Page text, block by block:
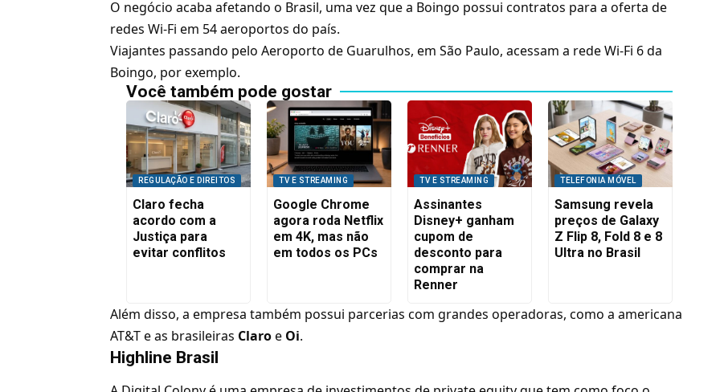
O negócio acaba afetando o Brasil, uma vez que a Boingo possui contratos para a oferta de
redes Wi-Fi em 54 aeroportos do país.
Viajantes passando pelo Aeroporto de Guarulhos, em São Paulo, acessam a rede Wi-Fi 6 da
Boingo, por exemplo.
Você também pode gostar
REGULAÇÃO E DIREITOS
Claro fecha
acordo com a
Justiça para
evitar conflitos
TV E STREAMING
Google Chrome
agora roda Netflix
em 4K, mas não
em todos os PCs
TV E STREAMING
Assinantes
Disney+ ganham
cupom de
desconto para
comprar na
Renner
TELEFONIA MÓVEL
Samsung revela
preços de Galaxy
Z Flip 8, Fold 8 e 8
Ultra no Brasil
Além disso, a empresa também possui parcerias com grandes operadoras, como a americana
AT&Te as brasileiras Claroe Oi.
Highline Brasil